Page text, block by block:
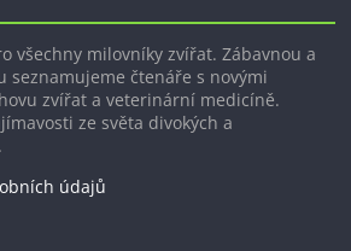
všechny milovníky zvířat. Zábavnou a
seznamujeme čtenáře s novými
zvířat a veterinární medicíně.
ze světa divokých a
údajů